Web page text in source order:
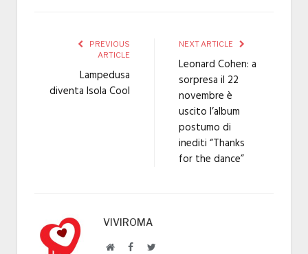
PREVIOUS
ARTICLE
Lampedusa
diventa Isola Cool
NEXT ARTICLE
Leonard Cohen: a
sorpresa il 22
novembre è
uscito l’album
postumo di
inediti “Thanks
for the dance”
VIVIROMA
WebsiteFacebookTwitter